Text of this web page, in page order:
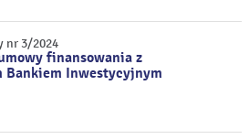
nr 3/2024
finansowania z
Bankiem Inwestycyjnym